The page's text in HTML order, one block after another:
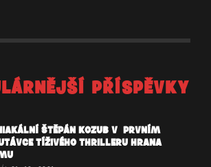
PŘÍSPĚVKY
ŠTĚPÁN KOZUB V PRVNÍM
TÍŽIVÉHO THRILLERU HRANA